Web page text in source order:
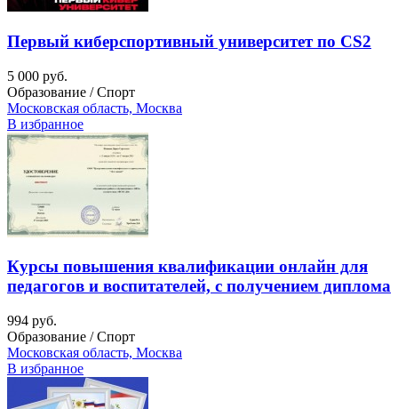
Первый киберспортивный университет по CS2
5 000 руб.
Образование / Спорт
Московская область, Москва
В избранное
Курсы повышения квалификации онлайн для
педагогов и воспитателей, с получением диплома
994 руб.
Образование / Спорт
Московская область, Москва
В избранное